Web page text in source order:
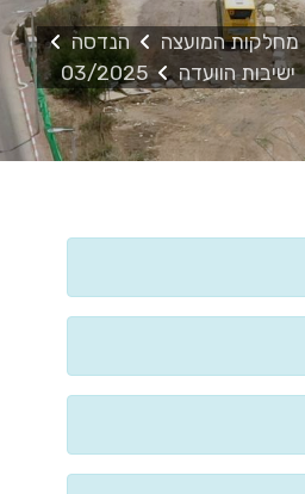
מחלקות המועצה
הנדסה
ישיבות הוועדה 03/2025